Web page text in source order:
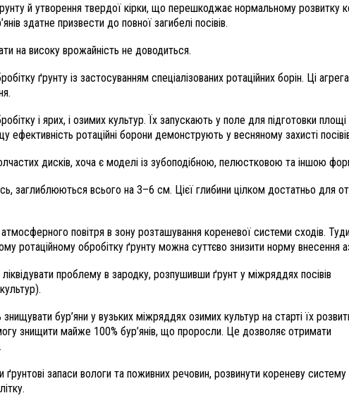
й утворення твердої кірки, що перешкоджає нормальному розвитку
здатне призвести до повної загибелі посівів.
на високу врожайність не доводиться.
ґрунту із застосуванням спеціалізованих ротаційних борін. Ці
і ярих, і озимих культур. Їх запускають у поле для підготовки площі
ротаційні борони демонструють у весняному захисті
дисків, хоча є моделі із зубоподібною, пелюстковою та іншою
заглиблюються всього на 3–6 см. Цієї глибини цілком достатньо для
повітря в зону розташування кореневої системи сходів.
ротаційному обробітку ґрунту можна суттєво знизити норму внесення
проблему в зародку, розпушивши ґрунт у міжряддях посівів
бур’яни у вузьких міжряддях озимих культур на старті їх
знищити майже 100% бур’янів, що проросли. Це дозволяє отримати
ґрунтові запаси вологи та поживних речовин, розвинути кореневу систему